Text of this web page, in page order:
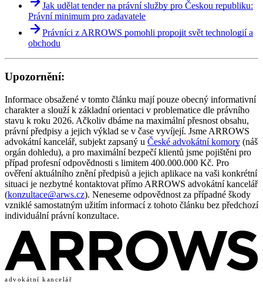
Jak udělat tender na právní služby pro Českou republiku:
Právní minimum pro zadavatele
Právníci z ARROWS pomohli propojit svět technologií a
obchodu
Upozornění:
Informace obsažené v tomto článku mají pouze obecný informativní
charakter a slouží k základní orientaci v problematice dle právního
stavu k roku 2026. Ačkoliv dbáme na maximální přesnost obsahu,
právní předpisy a jejich výklad se v čase vyvíjejí. Jsme ARROWS
advokátní kancelář, subjekt zapsaný u České advokátní komory (náš
orgán dohledu), a pro maximální bezpečí klientů jsme pojištěni pro
případ profesní odpovědnosti s limitem 400.000.000 Kč. Pro
ověření aktuálního znění předpisů a jejich aplikace na vaši konkrétní
situaci je nezbytné kontaktovat přímo ARROWS advokátní kancelář
(konzultace@arws.cz). Neneseme odpovědnost za případné škody
vzniklé samostatným užitím informací z tohoto článku bez předchozí
individuální právní konzultace.
advokátní kancelář